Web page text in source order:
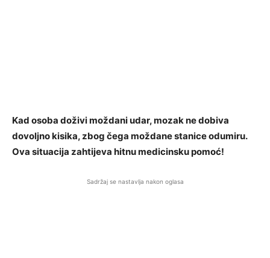
Kad osoba doživi moždani udar, mozak ne dobiva
dovoljno kisika, zbog čega moždane stanice odumiru.
Ova situacija zahtijeva hitnu medicinsku pomoć!
Sadržaj se nastavlja nakon oglasa